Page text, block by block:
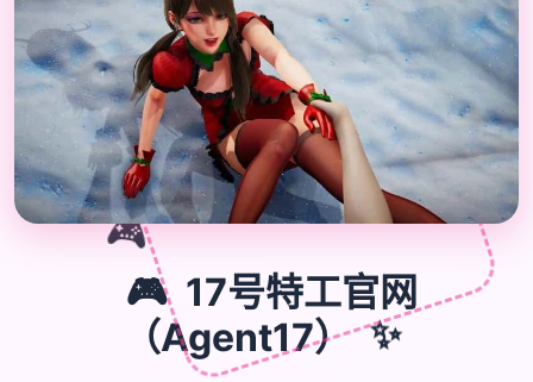
🎮
🎮 17号特工官网
（Agent17） ✨